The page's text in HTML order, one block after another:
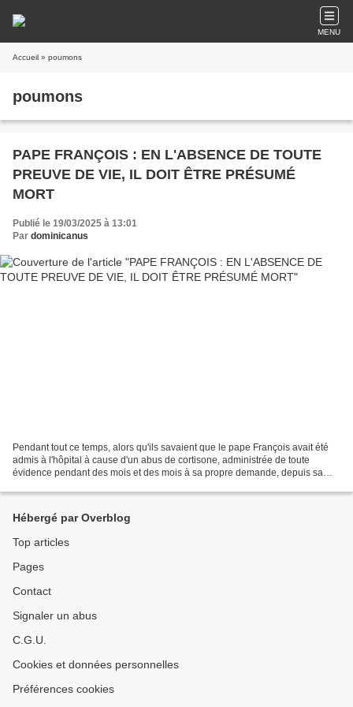
MENU
Accueil » poumons
poumons
PAPE FRANÇOIS : EN L'ABSENCE DE TOUTE
PREUVE DE VIE, IL DOIT ÊTRE PRÉSUMÉ
MORT
Publié le 19/03/2025 à 13:01
Par dominicanus
Pendant tout ce temps, alors qu'ils savaient que le pape François avait été
admis à l'hôpital à cause d'un abus de cortisone, administrée de toute
évidence pendant des mois et des mois à sa propre demande, depuis sa
Hébergé par Overblog
Top articles
Pages
Contact
Signaler un abus
C.G.U.
Cookies et données personnelles
Préférences cookies